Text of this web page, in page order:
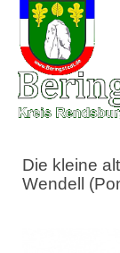
Die kleine
Wendell